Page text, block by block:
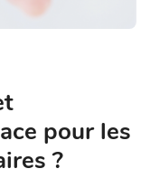
pour les
?